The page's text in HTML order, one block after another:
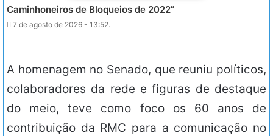
Caminhoneiros de Bloqueios de 2022”
7 de agosto de 2026 - 13:52.
A homenagem no Senado, que reuniu políticos,
colaboradores da rede e figuras de destaque
do meio, teve como foco os 60 anos de
contribuição da RMC para a comunicação no